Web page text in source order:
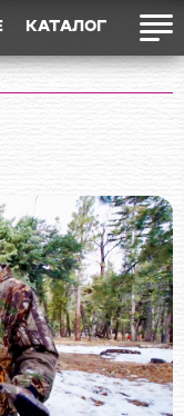
КАТАЛОГ